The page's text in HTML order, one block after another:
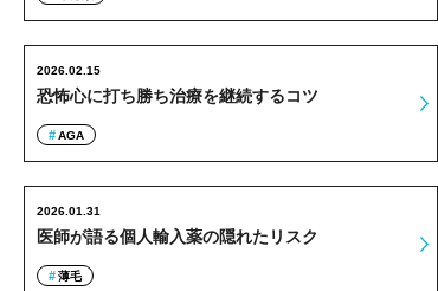
恐怖心に打ち勝ち治療を継続するコツ
2026.02.15
AGA
医師が語る個人輸入薬の隠れたリスク
2026.01.31
薄毛